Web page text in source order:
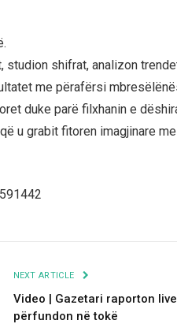
studion shifrat, analizon
me përafërsi
duke parë filxhanin e
u grabit fitoren imagjinare
NEXT ARTICLE
Video | Gazetari raporton
përfundon në tokë